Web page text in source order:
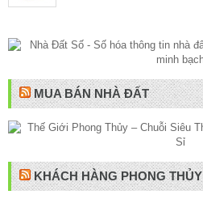
MUA BÁN NHÀ ĐẤT
KHÁCH HÀNG PHONG THỦY